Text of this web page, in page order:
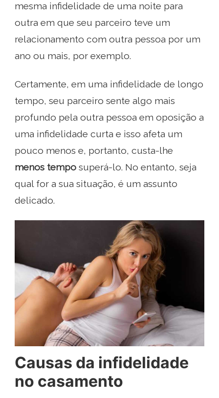
mesma infidelidade de uma noite para
outra em que seu parceiro teve um
relacionamento com outra pessoa por um
ano ou mais, por exemplo.
Certamente, em uma infidelidade de longo
tempo, seu parceiro sente algo mais
profundo pela outra pessoa em oposição a
uma infidelidade curta e isso afeta um
pouco menos e, portanto, custa-lhe
menos tempo superá-lo. No entanto, seja
qual for a sua situação, é um assunto
delicado.
Causas da infidelidade
no casamento